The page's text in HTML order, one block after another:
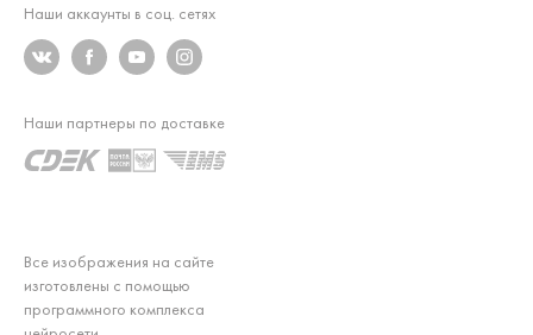
Наши аккаунты в соц. сетях
Все изображения на сайте
изготовлены с помощью
программного комплекса
Наши партнеры по доставке